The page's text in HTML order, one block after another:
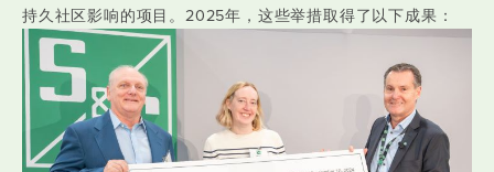
持久社区影响的项目。2025年，这些举措取得了以下成果：